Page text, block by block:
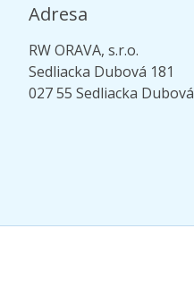
Adresa
RW ORAVA, s.r.o.
Sedliacka Dubová 181
027 55 Sedliacka Dubová